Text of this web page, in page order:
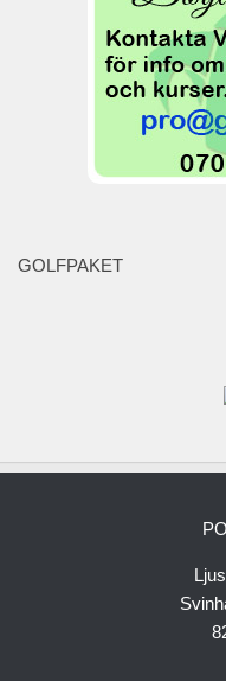
Protokoll och
Organisation
Kansli – Shop
Golfskola
Träningsgrupper
Gästinfo
Bli ny medlem!
GOLFPAKET